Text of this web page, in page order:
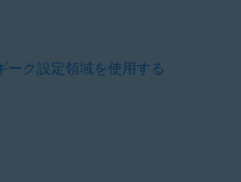
ーク設定領域を使用する